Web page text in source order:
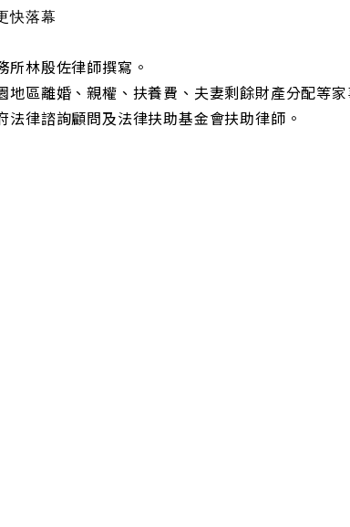
快落幕
所林殷佐律師撰寫。
地區離婚、親權、扶養費、夫妻剩餘財產分配等
法律諮詢顧問及法律扶助基金會扶助律師。